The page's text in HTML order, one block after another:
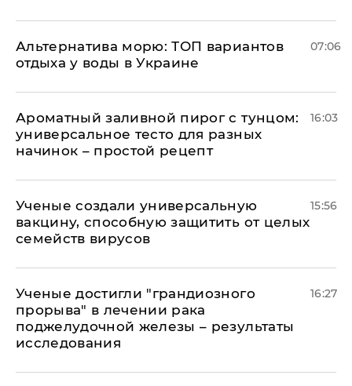
Альтернатива морю: ТОП вариантов
отдыха у воды в Украине
07:06
Ароматный заливной пирог с тунцом:
универсальное тесто для разных
начинок – простой рецепт
16:03
Ученые создали универсальную
вакцину, способную защитить от целых
семейств вирусов
15:56
Ученые достигли "грандиозного
прорыва" в лечении рака
поджелудочной железы – результаты
исследования
16:27